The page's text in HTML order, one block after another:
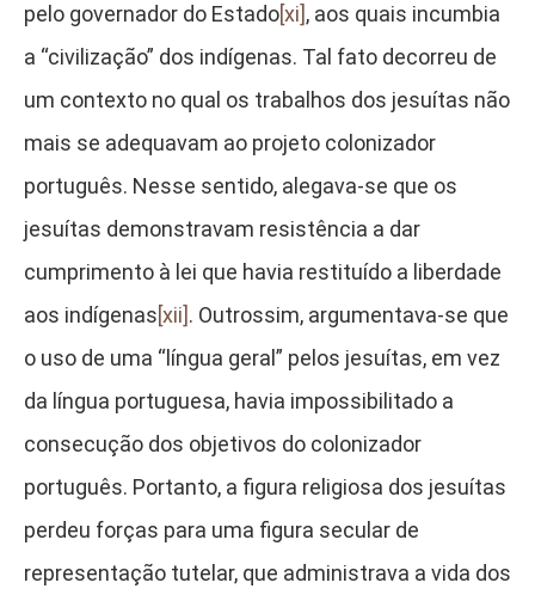
pelo governador do Estado[xi], aos quais incumbia
a “civilização” dos indígenas. Tal fato decorreu de
um contexto no qual os trabalhos dos jesuítas não
mais se adequavam ao projeto colonizador
português. Nesse sentido, alegava-se que os
jesuítas demonstravam resistência a dar
cumprimento à lei que havia restituído a liberdade
aos indígenas[xii]. Outrossim, argumentava-se que
o uso de uma “língua geral” pelos jesuítas, em vez
da língua portuguesa, havia impossibilitado a
consecução dos objetivos do colonizador
português. Portanto, a figura religiosa dos jesuítas
perdeu forças para uma figura secular de
representação tutelar, que administrava a vida dos